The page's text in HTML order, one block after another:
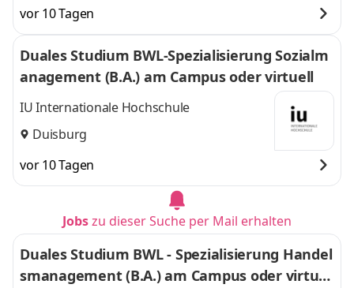
vor 10 Tagen
Duales Studium BWL-Spezialisierung Sozialm
anagement (B.A.) am Campus oder virtuell
IU Internationale Hochschule
Duisburg
vor 10 Tagen
Jobszu dieser Suche per Mail erhalten
Duales Studium BWL - Spezialisierung Handel
smanagement (B.A.) am Campus oder virtuel